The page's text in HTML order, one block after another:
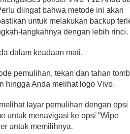
diingat bahwa metode ini akan
untuk melakukan backup
langkahnya dengan lebih rinci.
dalam keadaan mati.
pemulihan, tekan dan tahan
hingga Anda melihat logo Vivo.
layar pemulihan dengan opsi
untuk menavigasi ke opsi “Wipe
untuk memilihnya.